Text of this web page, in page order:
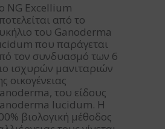
NG Excellium
από το
του Ganoderma
που παράγεται
τον συνδυασμό των 6
ισχυρών μανιταριών
οικογένειας
του είδους
lucidum. Η
βιολογική μέθοδος